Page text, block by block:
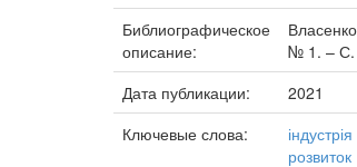
Библиографическое
описание:
№ 1. – С.
Дата публикации:
2021
Ключевые слова:
індустрія
розвиток